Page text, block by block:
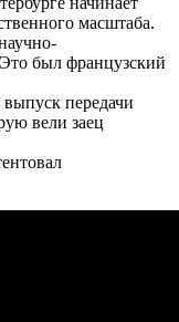
масштаба.
был французский
передачи
вели заец